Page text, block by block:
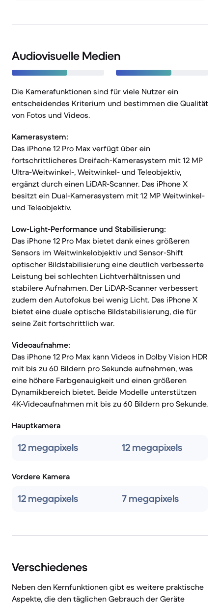
Audiovisuelle Medien
Die Kamerafunktionen sind für viele Nutzer ein
entscheidendes Kriterium und bestimmen die Qualität
von Fotos und Videos.
Kamerasystem:
Das iPhone 12 Pro Max verfügt über ein
fortschrittlicheres Dreifach-Kamerasystem mit 12 MP
Ultra-Weitwinkel-, Weitwinkel- und Teleobjektiv,
ergänzt durch einen LiDAR-Scanner. Das iPhone X
besitzt ein Dual-Kamerasystem mit 12 MP Weitwinkel-
und Teleobjektiv.
Low-Light-Performance und Stabilisierung:
Das iPhone 12 Pro Max bietet dank eines größeren
Sensors im Weitwinkelobjektiv und Sensor-Shift
optischer Bildstabilisierung eine deutlich verbesserte
Leistung bei schlechten Lichtverhältnissen und
stabilere Aufnahmen. Der LiDAR-Scanner verbessert
zudem den Autofokus bei wenig Licht. Das iPhone X
bietet eine duale optische Bildstabilisierung, die für
seine Zeit fortschrittlich war.
Videoaufnahme:
Das iPhone 12 Pro Max kann Videos in Dolby Vision HDR
mit bis zu 60 Bildern pro Sekunde aufnehmen, was
eine höhere Farbgenauigkeit und einen größeren
Dynamikbereich bietet. Beide Modelle unterstützen
4K-Videoaufnahmen mit bis zu 60 Bildern pro Sekunde.
Hauptkamera
12 megapixels 12 megapixels
Vordere Kamera
12 megapixels 7 megapixels
Verschiedenes
Neben den Kernfunktionen gibt es weitere praktische
Aspekte, die den täglichen Gebrauch der Geräte